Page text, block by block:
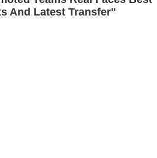
And Latest Transfer"